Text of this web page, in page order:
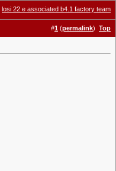
losi 22 e associated b4.1 factory team
#1 (permalink) Top